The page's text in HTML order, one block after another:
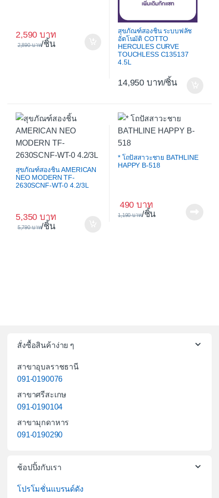
2,590
2,890 /ชิ้น
สุขภัณฑ์สองชิ้น ระบบฟลัช
อัตโนมัติ COTTO
HERCULES CURVE
TOUCHLESS C135137
4.5L
14,950 /ชิ้น
สุขภัณฑ์สองชิ้น AMERICAN
NEO MODERN TF-
2630SCNF-WT-0 4.2/3L
5,350
5,790 /ชิ้น
* โถปัสสาวะชาย BATHLINE
HAPPY B-518
490
1,190 /ชิ้น
สั่งซื้อสินค้าง่าย ๆ
สาขาอุบลราชธานี
091-0190076
สาขาศรีสะเกษ
091-0190104
สาขามุกดาหาร
091-0190290
ช้อปปิ้งกับเรา
โปรโมชั่นแบรนด์ดัง